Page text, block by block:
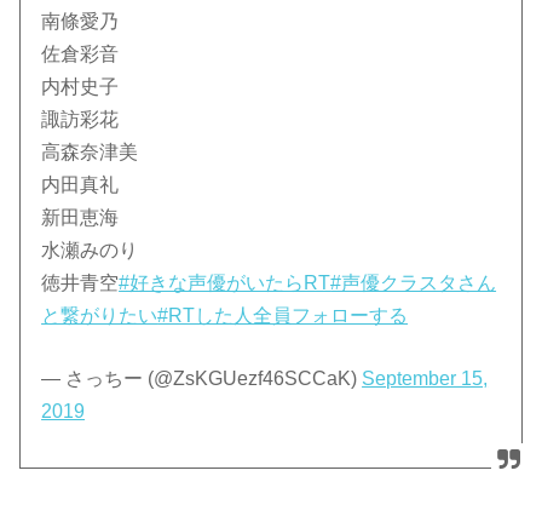
南條愛乃
佐倉彩音
内村史子
諏訪彩花
高森奈津美
内田真礼
新田恵海
水瀬みのり
徳井青空#好きな声優がいたらRT#声優クラスタさん
と繋がりたい#RTした人全員フォローする
— さっちー (@ZsKGUezf46SCCaK) September 15,
2019